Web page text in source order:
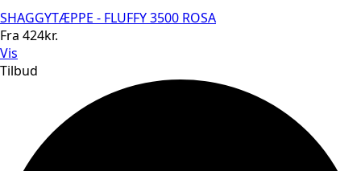
SHAGGYTÆPPE - FLUFFY 3500 ROSA
Fra 424kr.
Vis
Tilbud